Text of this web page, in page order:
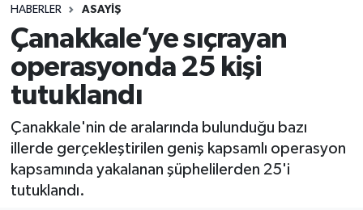
HABERLER ASAYIŞ
Çanakkale’ye sıçrayan
operasyonda 25 kişi
tutuklandı
Çanakkale'nin de aralarında bulunduğu bazı
illerde gerçekleştirilen geniş kapsamlı operasyon
kapsamında yakalanan şüphelilerden 25'i
tutuklandı.
Ekonomi
Gündem
Magazin
Resmi İlanlar
Süper Lig Puan Durumu ve Fikstür
Tüm Manşetler
Haber Arşivi